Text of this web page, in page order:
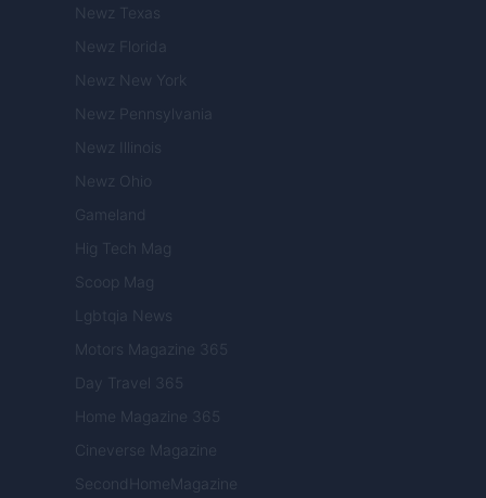
Newz Texas
Newz Florida
Newz New York
Newz Pennsylvania
Newz Illinois
Newz Ohio
Gameland
Hig Tech Mag
Scoop Mag
Lgbtqia News
Motors Magazine 365
Day Travel 365
Home Magazine 365
Cineverse Magazine
SecondHomeMagazine